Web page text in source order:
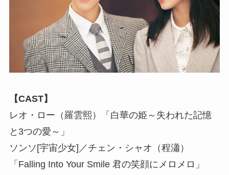
【CAST】
レオ・ロー（羅雲熙）「白華の姫～失われた記憶
と3つの愛～」
ソンソ[宇宙少女]／チェン・シャオ（程瀟）
「Falling Into Your Smile 君の笑顔にメロメロ」